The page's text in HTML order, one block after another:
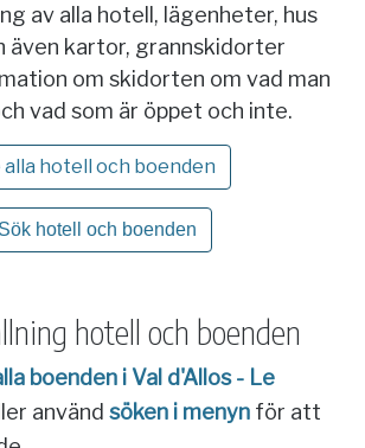
av alla hotell, lägenheter, hus
även kartor, grannskidorter
om skidorten om vad man
vad som är öppet och inte.
alla hotell och boenden
Sök hotell och boenden
hotell och boenden
boenden i Val d'Allos - Le
använd söken i menyn för att